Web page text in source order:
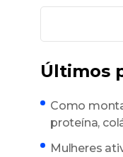
Últimos
Como
proteína,
Mulheres